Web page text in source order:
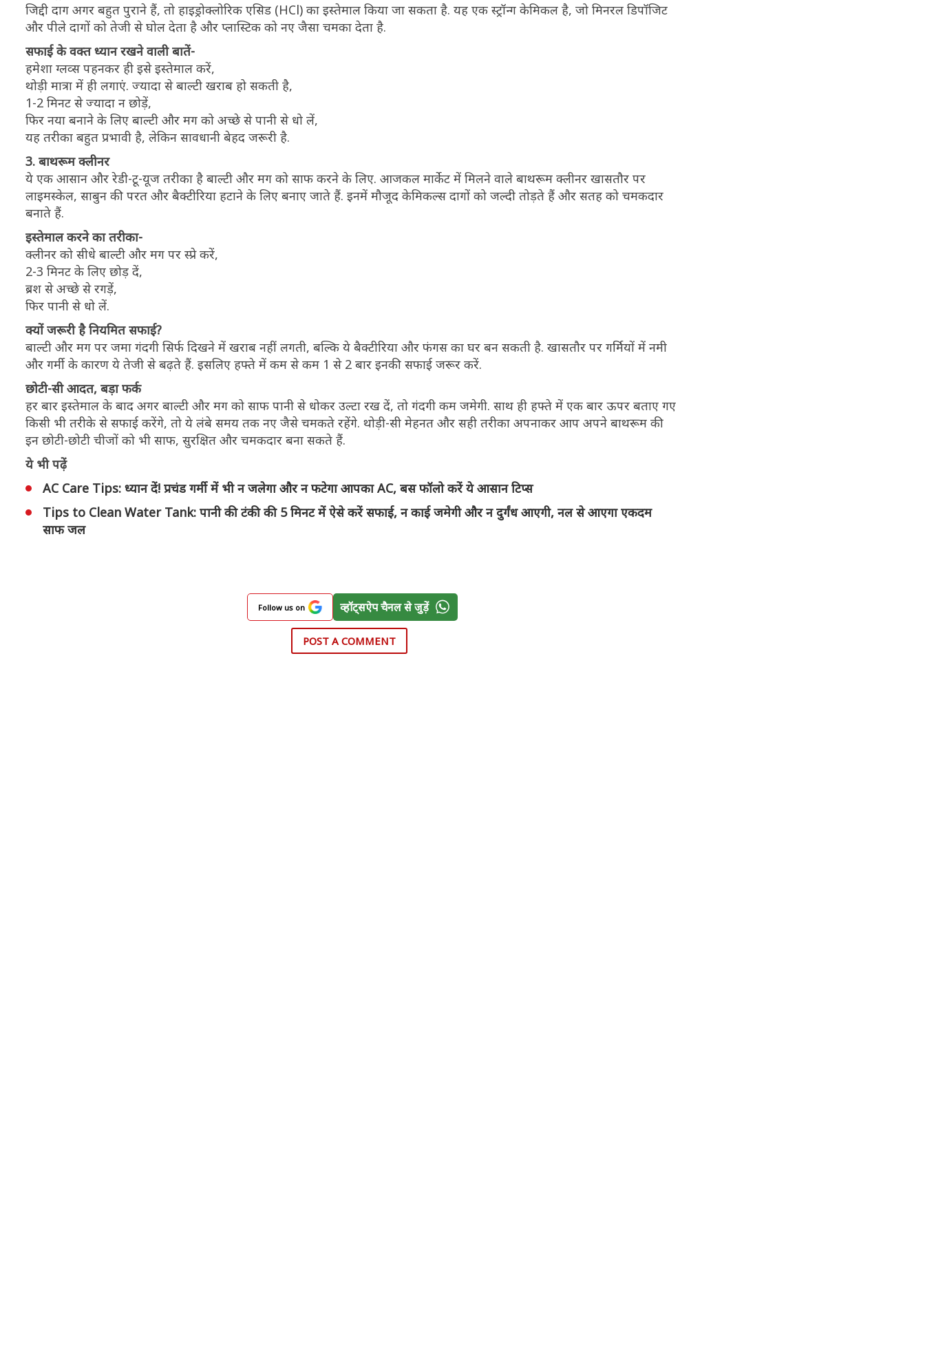
जिद्दी दाग अगर बहुत पुराने हैं, तो हाइड्रोक्लोरिक एसिड (HCl) का इस्तेमाल किया जा सकता है. यह एक स्ट्रॉन्ग केमिकल है, जो मिनरल डिपॉजिट
और पीले दागों को तेजी से घोल देता है और प्लास्टिक को नए जैसा चमका देता है.
सफाई के वक्त ध्यान रखने वाली बातें-
हमेशा ग्लव्स पहनकर ही इसे इस्तेमाल करें,
थोड़ी मात्रा में ही लगाएं. ज्यादा से बाल्टी खराब हो सकती है,
1-2 मिनट से ज्यादा न छोड़ें,
फिर नया बनाने के लिए बाल्टी और मग को अच्छे से पानी से धो लें,
यह तरीका बहुत प्रभावी है, लेकिन सावधानी बेहद जरूरी है.
3. बाथरूम क्लीनर
ये एक आसान और रेडी-टू-यूज तरीका है बाल्टी और मग को साफ करने के लिए. आजकल मार्केट में मिलने वाले बाथरूम क्लीनर खासतौर पर
लाइमस्केल, साबुन की परत और बैक्टीरिया हटाने के लिए बनाए जाते हैं. इनमें मौजूद केमिकल्स दागों को जल्दी तोड़ते हैं और सतह को चमकदार
बनाते हैं.
इस्तेमाल करने का तरीका-
क्लीनर को सीधे बाल्टी और मग पर स्प्रे करें,
2-3 मिनट के लिए छोड़ दें,
ब्रश से अच्छे से रगड़ें,
फिर पानी से धो लें.
क्यों जरूरी है नियमित सफाई?
बाल्टी और मग पर जमा गंदगी सिर्फ दिखने में खराब नहीं लगती, बल्कि ये बैक्टीरिया और फंगस का घर बन सकती है. खासतौर पर गर्मियों में नमी
और गर्मी के कारण ये तेजी से बढ़ते हैं. इसलिए हफ्ते में कम से कम 1 से 2 बार इनकी सफाई जरूर करें.
छोटी-सी आदत, बड़ा फर्क
हर बार इस्तेमाल के बाद अगर बाल्टी और मग को साफ पानी से धोकर उल्टा रख दें, तो गंदगी कम जमेगी. साथ ही हफ्ते में एक बार ऊपर बताए गए
किसी भी तरीके से सफाई करेंगे, तो ये लंबे समय तक नए जैसे चमकते रहेंगे. थोड़ी-सी मेहनत और सही तरीका अपनाकर आप अपने बाथरूम की
इन छोटी-छोटी चीजों को भी साफ, सुरक्षित और चमकदार बना सकते हैं.
ये भी पढ़ें
AC Care Tips: ध्यान दें! प्रचंड गर्मी में भी न जलेगा और न फटेगा आपका AC, बस फॉलो करें ये आसान टिप्स
Tips to Clean Water Tank: पानी की टंकी की 5 मिनट में ऐसे करें सफाई, न काई जमेगी और न दुर्गंध आएगी, नल से आएगा एकदम
साफ जल
Follow us on व्हॉट्सऐप चैनल से जुड़ें
POST A COMMENT